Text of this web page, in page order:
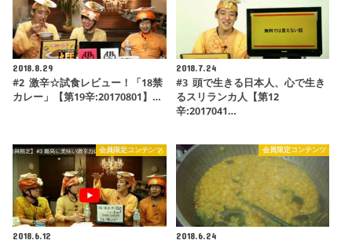
2018.8.29
#2 激辛☆試食レビュー！「18禁
カレー」【第19辛:20170801】…
2018.7.24
#3 頭で生きる日本人、心で生き
るスリランカ人【第12
辛:2017041…
会員限定コンテンツ
2018.6.12
会員限定コンテンツ
2018.6.24